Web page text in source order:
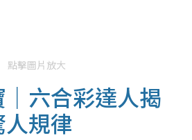
點擊圖片放大
六合彩達人揭
規律